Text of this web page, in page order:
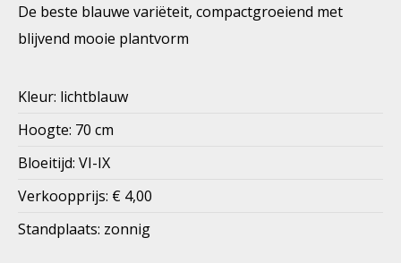
De beste blauwe variëteit, compactgroeiend met
blijvend mooie plantvorm
Kleur: lichtblauw
Hoogte: 70 cm
Bloeitijd: VI-IX
Verkoopprijs: € 4,00
Standplaats: zonnig